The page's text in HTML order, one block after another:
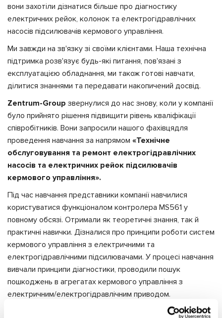
вони захотіли дізнатися більше про діагностику
електричних рейок, колонок та електрогідравлічних
насосів підсилювачів кермового управління.
Ми завжди на зв'язку зі своїми клієнтами. Наша технічна
підтримка розв'язує будь-які питання, пов'язані з
експлуатацією обладнання, ми також готові навчати,
ділитися знаннями та передавати накопичений досвід.
Zentrum-Group звернулися до нас знову, коли у компанії
було прийнято рішення підвищити рівень кваліфікації
співробітників. Вони запросили нашого фахівцядля
проведення навчання за напрямом «Технічне
обслуговування та ремонт електрогідравлічних
насосів та електричних рейок підсилювачів
кермового управління».
Під час навчання представники компанії навчилися
користуватися функціоналом контролера MS561 у
повному обсязі. Отримали як теоретичні знання, так й
практичні навички. Дізналися про принципи роботи систем
кермового управління з електричними та
електрогідравлічними підсилювачами. У процесі навчання
вивчали принципи діагностики, проводили пошук
пошкоджень в агрегатах кермового управління з
електричним/електрогідравлічним приводом.
Курс тривав п'ять днів та був відкоректований з